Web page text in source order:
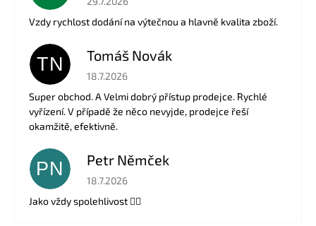
Vzdy rychlost dodání na výtečnou a hlavně kvalita zboží.
TN Tomáš Novák
Hodnocení obchodu je 5 z 5 hvězdiček.
18.7.2026
Super obchod. A Velmi dobrý přístup prodejce. Rychlé
vyřízení. V případě že něco nevyjde, prodejce řeší
okamžitě, efektivně.
PN Petr Němček
Hodnocení obchodu je 5 z 5 hvězdiček.
18.7.2026
Jako vždy spolehlivost 👍🏻